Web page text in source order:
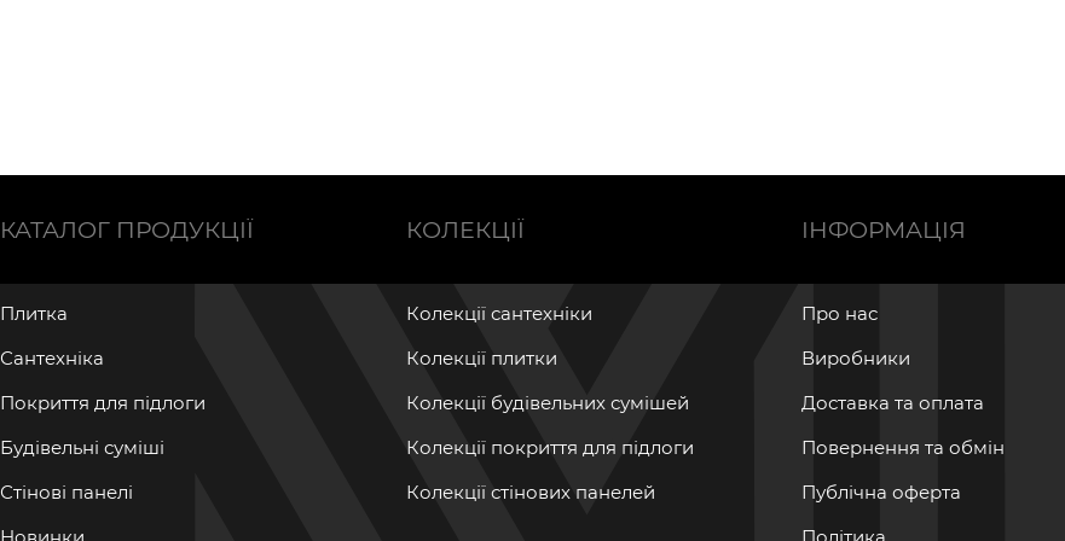
КАТАЛОГ ПРОДУКЦІЇ
Плитка
Сантехніка
Покриття для підлоги
Будівельні суміші
Стінові панелі
КОЛЕКЦІЇ
Колекції сантехніки
Колекції плитки
Колекції будівельних сумішей
Колекції покриття для підлоги
Колекції стінових панелей
ІНФОРМАЦІЯ
Про нас
Виробники
Доставка та оплата
Повернення та обмін
Публічна оферта